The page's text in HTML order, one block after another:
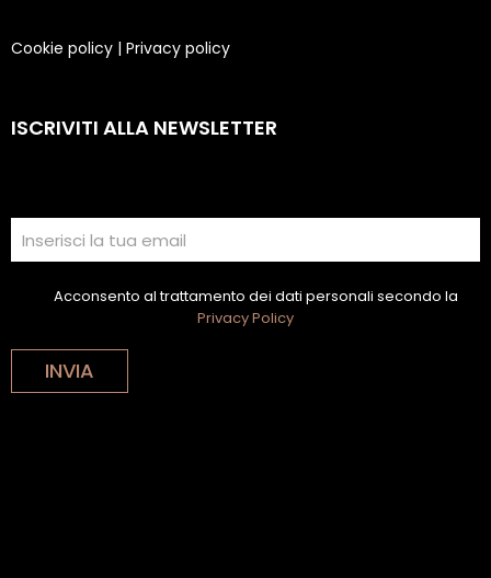
Cookie policy | Privacy policy
ISCRIVITI ALLA NEWSLETTER
Acconsento al trattamento dei dati personali secondo la
Privacy Policy
INVIA